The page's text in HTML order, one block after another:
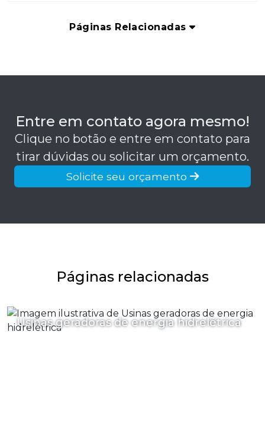
Páginas Relacionadas
Entre em contato agora mesmo!
Clique no botão e entre em contato para
tirar dúvidas ou solicitar um orçamento.
Solicite seu orçamento
Páginas relacionadas
Usinas geradoras de energia hidrelétrica